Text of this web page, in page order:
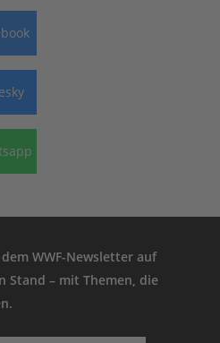
WWF-Newsletter auf
Stand – mit Themen, die